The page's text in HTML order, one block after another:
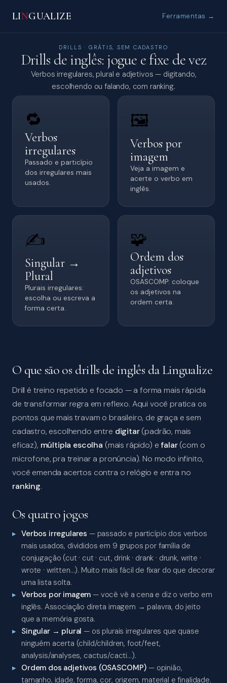
LINGUALIZE Ferramentas →
DRILLS · GRÁTIS, SEM CADASTRO
Drills de inglês: jogue e fixe de vez
Verbos irregulares, plural e adjetivos — digitando,
escolhendo ou falando, com ranking.
🔁
Verbos
irregulares
Passado e particípio
dos irregulares mais
usados.
🖼️
Verbos por
imagem
Veja a imagem e
acerte o verbo em
inglês.
✍️
Singular →
Plural
Plurais irregulares:
escolha ou escreva a
forma certa.
🧩
Ordem dos
adjetivos
OSASCOMP: coloque
os adjetivos na
ordem certa.
O que são os drills de inglês da Lingualize
Drill é treino repetido e focado — a forma mais rápida
de transformar regra em reflexo. Aqui você pratica os
pontos que mais travam o brasileiro, de graça e sem
cadastro, escolhendo entre digitar(padrão, mais
eficaz), múltipla escolha (mais rápido) efalar(com o
microfone, pra treinar a pronúncia). No modo infinito,
você emenda acertos contra o relógio e entra no
ranking.
Os quatro jogos
Verbos irregulares — passado e particípio dos verbos
mais usados, divididos em 9 grupos por família de
conjugação (cut · cut · cut, drink · drank · drunk, write ·
wrote · written…). Muito mais fácil de fixar do que decorar
uma lista solta.
Verbos por imagem — você vê a cena e diz o verbo em
inglês. Associação direta imagem → palavra, do jeito
que a memória gosta.
Singular → plural — os plurais irregulares que quase
ninguém acerta (child/children, foot/feet,
analysis/analyses, cactus/cacti…).
Ordem dos adjetivos (OSASCOMP) — opinião,
tamanho, idade, forma, cor, origem, material e finalidade.